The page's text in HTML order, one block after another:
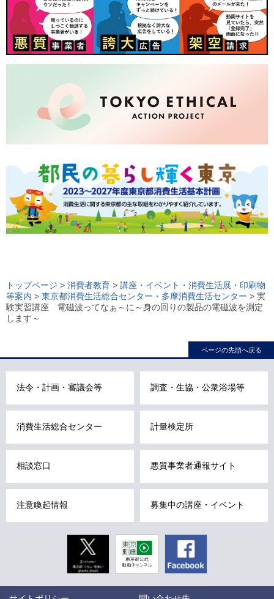
ー
カ
ル
こ
で
す
トップページ > 消費者教育 > 講座・イベント・消費生活展・印刷物
等案内 > 東京都消費生活総合センター・多摩消費生活センター > 実
験実習講座 電磁波ってなぁ～に～身の回りの製品の電磁波を測定
します～
ページの先頭へ戻る
法令・計画・審議会等 調査・生協・公衆浴場等
消費生活総合センター 計量検定所
相談窓口 悪質事業者通報サイト
注意喚起情報 募集中の講座・イベント
Twitter
東京動画
東京都公式
動画チャン
ネル
Facebook